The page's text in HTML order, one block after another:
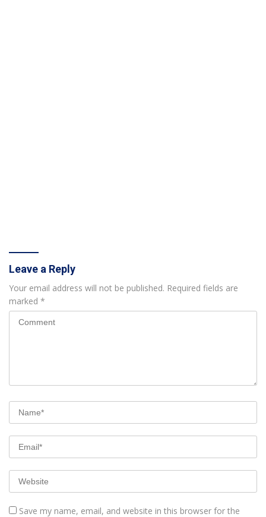
Leave a Reply
Your email address will not be published. Required fields are
marked *
Save my name, email, and website in this browser for the